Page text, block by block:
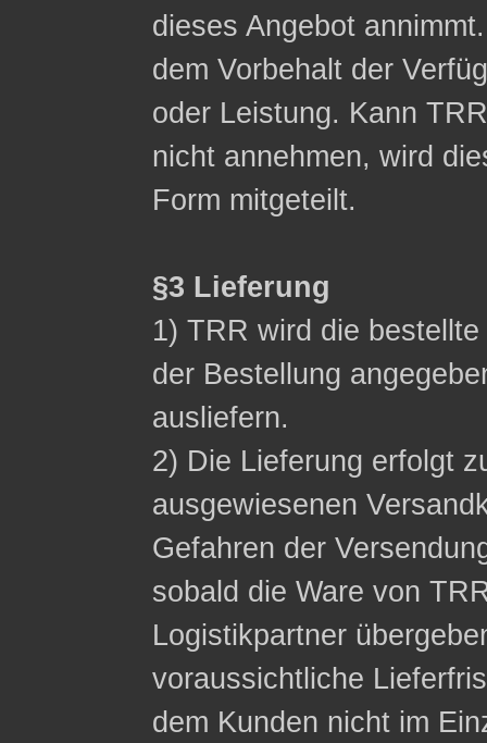
dieses Angebot
dem Vorbehalt der
oder Leistung. Kann
nicht annehmen, wird
Form mitgeteilt.
§3 Lieferung
1) TRR wird die
der Bestellung
ausliefern.
2) Die Lieferung erfolgt
ausgewiesenen
Gefahren der
sobald die Ware von
Logistikpartner
voraussichtliche
dem Kunden nicht im